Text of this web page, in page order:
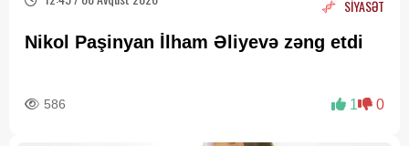
SİYASƏT
Nikol Paşinyan İlham Əliyevə zəng etdi
586 1 0